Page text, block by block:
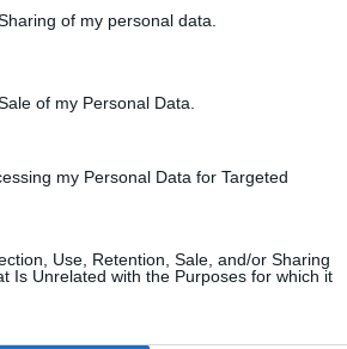
of my personal data.
of my Personal Data.
my Personal Data for Targeted
Use, Retention, Sale, and/or Sharing
Is Unrelated with the Purposes for which it
reitera que los controles a viajeros